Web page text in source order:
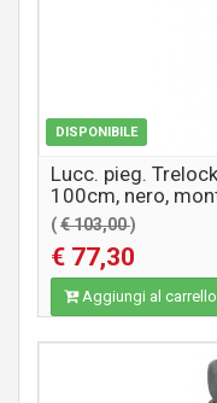
DISPONIBILE
Lucc. pieg.
100cm, nero,
(€ 103,00)
€ 77,30
Aggiungi al carrello